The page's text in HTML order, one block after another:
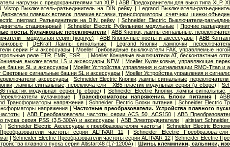
нагрузки с предохранителями тип XLP | ABB Предохранители для выкл типа XLP,
Vistop Выключатель-разъединитель на DIN рейку | Legrand Выключатели-
Держатели плавких вставок, плавкие вставки, трансформаторы, счетчики, шинки
Interpact Разъединители на DIN рейку|Schneider Electric Выключатели-
стационарный| Schneider Electric Рубильники модульные | Прочие
посты. Кулачковые переключатели | ABB Кнопки, лампы сигнальные,
- модульная серия (корпус) | ABB Кнопочные посты и аксессуары |ABB
| DEKraft Лампы сигнальные | Legrand Кнопки, лампочки,
серии P и аксессуары | Moeller Грибовидные выключатели FAK, управляемые
реле ETR, EMR, ESR ...
| Moeller Концевые выключатели AT, бесконтактные
выключатели LS и аксессуары NEW| Moeller Кулачковые, управляющие
башни SL и аксессуары| Moeller Устройства управления и сигнализации RMQ-Titan и
Световые сигнальные башни SL и аксессуары | Moeller Устройства управления и
аксессуары | Schneider Electric Кнопки, лампы сигнальные,
лампы сигнальные, переключатели - XB5-пластик модульная серия (в сборе) |
пластик модульная серия (в сборе) | Schneider Electric Кнопки, лампы сигнальные,
кулачковые| Трансформаторы напряжения. Блоки питания |
Трансформаторы напряжения|Schneider Electric Блоки питания| Schneider Electric
напряжения |Частотные преобразователи. Устройства плавного
| ABB Преобразователи частоты серии ACS 50, ACS150| ABB
пуска серия PSS (3,5-300А) и аксессуары | ABB Электродвигатели | altistart
| Schneider Electric Аксессуары к преобразователям частоты|Schneider Electric
частоты серии ALTIVAR 11
|Schneider Electric
|Schneider Electric Преобразователи частоты серии ALTIVAR 12| Schneider Electric
плавного пуска серия Altistart48 (17-1200А) |Шины, клеммники, сальники,